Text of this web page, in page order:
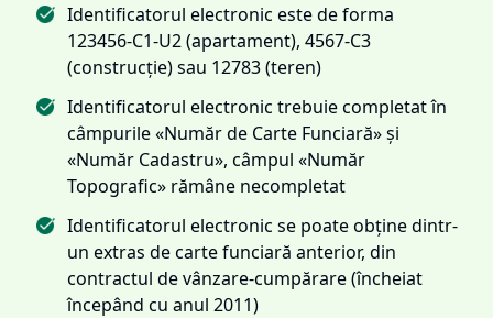
Identificatorul electronic este de forma
123456-C1-U2 (apartament), 4567-C3
(construcție) sau 12783 (teren)
Identificatorul electronic trebuie completat în
câmpurile «Număr de Carte Funciară» și
«Număr Cadastru», câmpul «Număr
Topografic» rămâne necompletat
Identificatorul electronic se poate obține dintr-
un extras de carte funciară anterior, din
contractul de vânzare-cumpărare (încheiat
începând cu anul 2011)